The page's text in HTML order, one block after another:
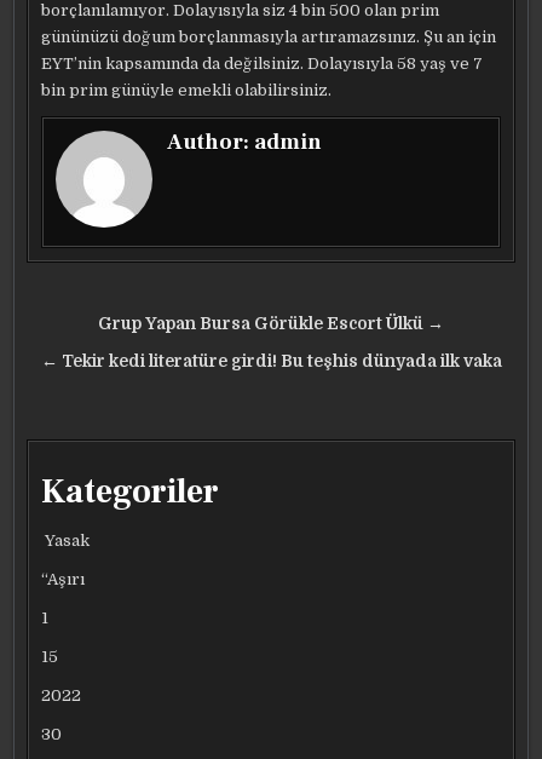
borçlanılamıyor. Dolayısıyla siz 4 bin 500 olan prim
gününüzü doğum borçlanmasıyla artıramazsınız. Şu an için
EYT’nin kapsamında da değilsiniz. Dolayısıyla 58 yaş ve 7
bin prim günüyle emekli olabilirsiniz.
Author: admin
gezinmesi
Grup Yapan Bursa Görükle Escort Ülkü →
← Tekir kedi literatüre girdi! Bu teşhis dünyada ilk vaka
Kategoriler
Yasak
“Aşırı
1
15
2022
30